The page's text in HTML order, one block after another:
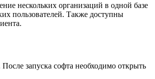
нескольких организаций в одной базе
пользователей. Также доступны
запуска софта необходимо открыть